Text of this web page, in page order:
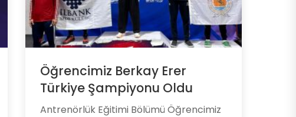
Öğrencimiz Berkay Erer
Türkiye Şampiyonu Oldu
Antrenörlük Eğitimi Bölümü Öğrencimiz